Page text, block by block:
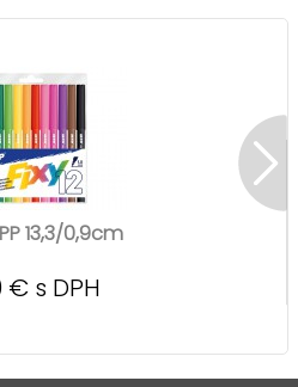
13,3/0,9cm
€ s DPH